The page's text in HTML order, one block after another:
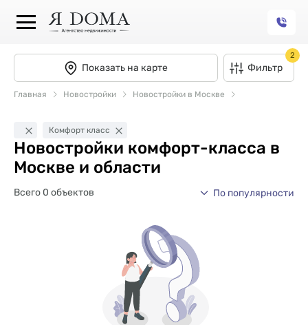
Показать на карте Фильтр
2
Главная Новостройки Новостройки в Москве
Комфорт класс
Новостройки комфорт-класса в
Москве и области
Всего 0 объектов По популярности